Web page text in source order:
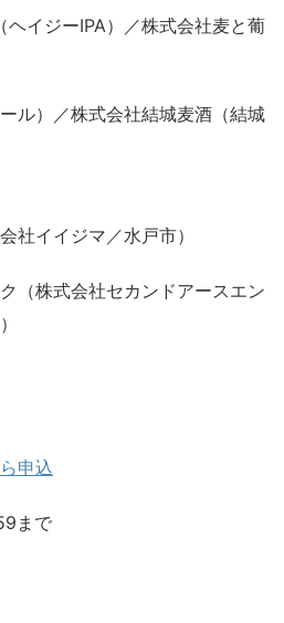
ヘイジーIPA）／株式会社麦と葡
ル）／株式会社結城麦酒（結城
社イイジマ／水戸市）
（株式会社セカンドアースエン
申込
まで